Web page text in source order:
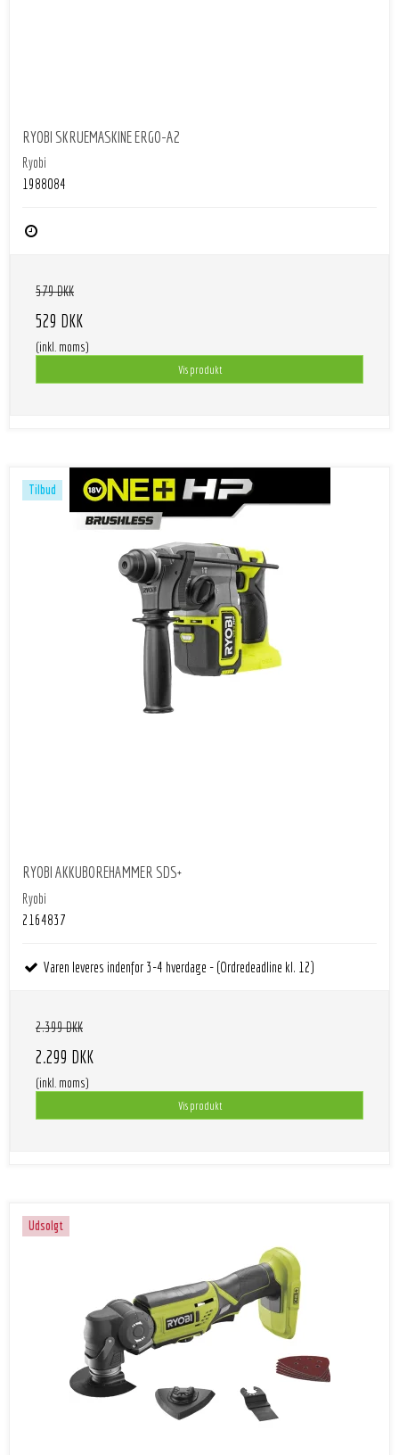
RYOBI SKRUEMASKINE ERGO-A2
Ryobi
1988084
579 DKK
529 DKK
(inkl. moms)
Vis produkt
Tilbud
RYOBI AKKUBOREHAMMER SDS+
Ryobi
2164837
Varen leveres indenfor 3-4 hverdage - (Ordredeadline kl. 12)
2.399 DKK
2.299 DKK
(inkl. moms)
Vis produkt
Udsolgt